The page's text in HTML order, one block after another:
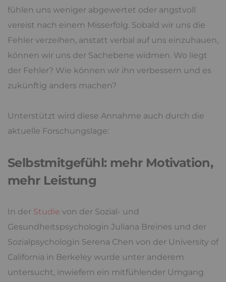
fühlen uns weniger abgewertet oder angstvoll
vereist nach einem Misserfolg. Sobald wir uns die
Fehler verzeihen, anstatt verbal auf uns einzuhauen,
können wir uns der Sachebene widmen. Wo liegt
der Fehler? Wie können wir ihn verbessern und es
zukünftig anders machen?
Unterstützt wird diese Annahme auch durch die
aktuelle Forschungslage:
Selbstmitgefühl: mehr Motivation,
mehr Leistung
In der Studie von der Sozial- und
Gesundheitspsychologin Juliana Breines und der
Sozialpsychologin Serena Chen von der University of
California in Berkeley wurde unter anderem
untersucht, inwiefern ein mitfühlender Umgang